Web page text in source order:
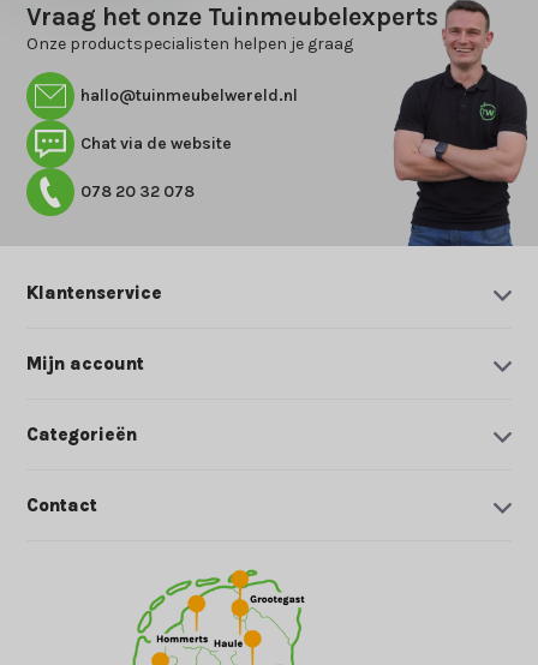
Vraag het onze Tuinmeubelexperts
Onze productspecialisten helpen je graag
hallo@tuinmeubelwereld.nl
Chat via de website
078 20 32 078
Klantenservice
Mijn account
Categorieën
Contact